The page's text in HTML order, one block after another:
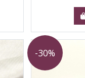
-30%